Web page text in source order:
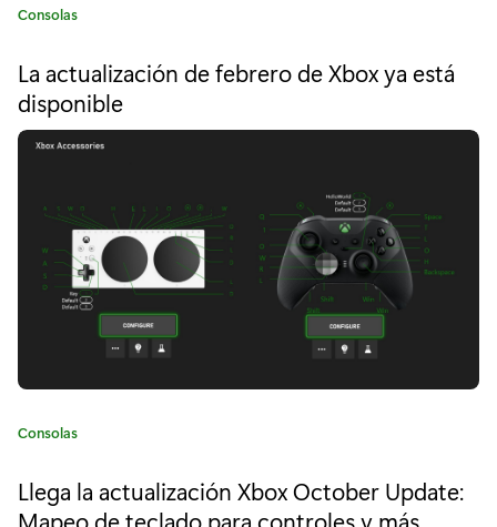
h
o
a
c
u
e
c
C
e
g
o
Consolas
La actualización de febrero de Xbox ya está
disponible
C
e
Consolas
Llega la actualización Xbox October Update:
Mapeo de teclado para controles y más